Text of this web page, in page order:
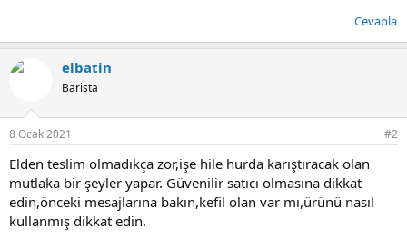
Cevapla
elbatin
Barista
8 Ocak 2021 #2
Elden teslim olmadıkça zor,işe hile hurda karıştıracak olan
mutlaka bir şeyler yapar. Güvenilir satıcı olmasına dikkat
edin,önceki mesajlarına bakın,kefil olan var mı,ürünü nasıl
kullanmış dikkat edin.